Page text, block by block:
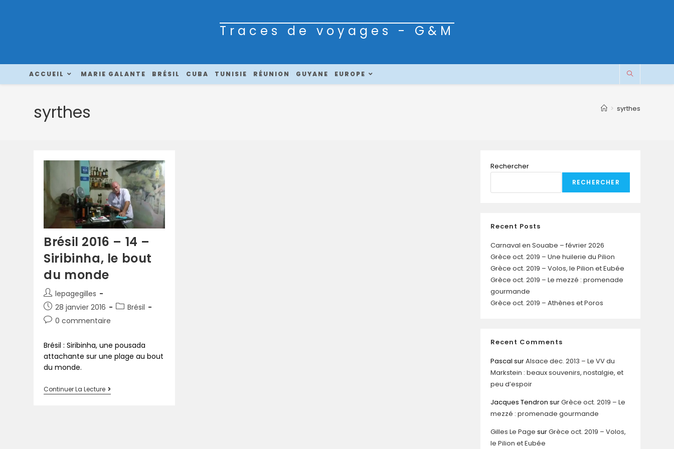
Traces de voyages - G&M
ACCUEIL MARIE GALANTE BRÉSIL CUBA TUNISIE RÉUNION GUYANE EUROPE
syrthes > syrthes
Brésil 2016 – 14 –
Siribinha, le bout
du monde
lepagegilles
28 janvier 2016
Brésil
0 commentaire
Brésil : Siribinha, une pousada
attachante sur une plage au bout
du monde.
Continuer La Lecture
Rechercher
RECHERCHER
Recent Posts
Carnaval en Souabe – février 2026
Grèce oct. 2019 – Une huilerie du Pilion
Grèce oct. 2019 – Volos, le Pilion et Eubée
Grèce oct. 2019 – Le mezzé : promenade
gourmande
Grèce oct. 2019 – Athènes et Poros
Recent Comments
Pascal surAlsace dec. 2013 – Le VV du
Markstein : beaux souvenirs, nostalgie, et
peu d’espoir
Jacques Tendron surGrèce oct. 2019 – Le
mezzé : promenade gourmande
Gilles Le Page surGrèce oct. 2019 – Volos,
le Pilion et Eubée